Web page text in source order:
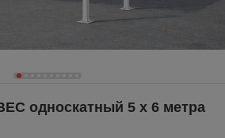
односкатный 5 х 6 метра